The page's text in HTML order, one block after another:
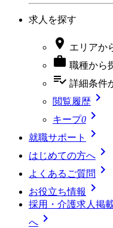
求人を探す
 エリアか
 職種から
playlist_add_check 詳細条件
閲覧履歴 
キープ0 
就職サポート 
はじめての方へ 
よくあるご質問 
お役立ち情報 
採用・介護求人掲
へ 